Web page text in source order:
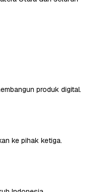
produk digital.
ke pihak ketiga.